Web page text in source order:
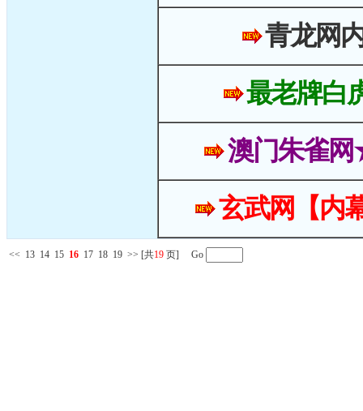
青龙网
最老牌白
澳门朱雀
玄武网【内
<< 13 14 15 16 17 18 19 >> [共19 页] Go